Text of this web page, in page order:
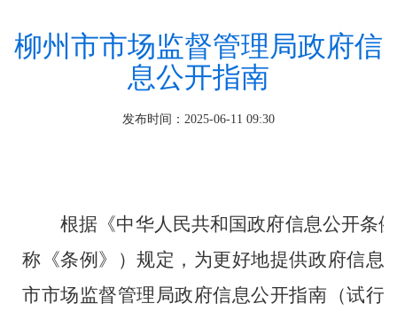
柳州市市场监督管理局政府信
息公开指南
发布时间：2025-06-11 09:30
根据《中华人民共和国政府信息公开条
称《条例》）规定 ，为更好地提供政府信
市市场监督管理局政府信息公开指南（试行